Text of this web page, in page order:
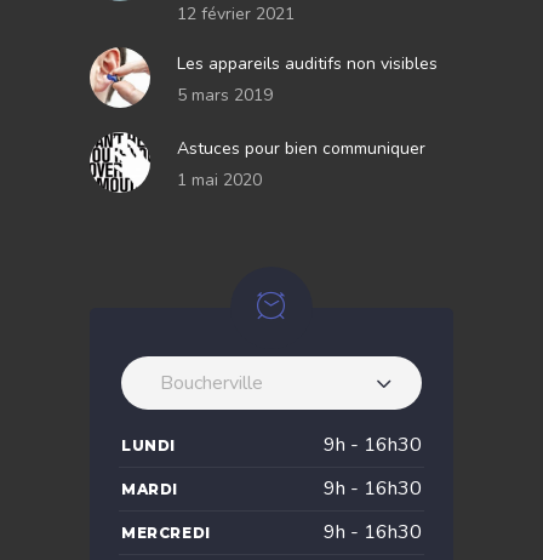
12 février 2021
Les appareils auditifs non visibles
5 mars 2019
Astuces pour bien communiquer
1 mai 2020
Boucherville
LUNDI 9h - 16h30
MARDI 9h - 16h30
MERCREDI 9h - 16h30